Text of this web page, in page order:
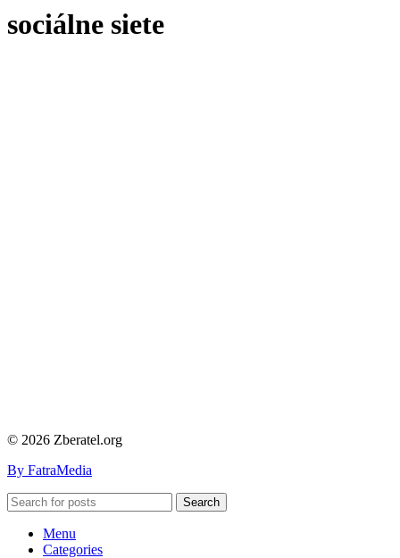
sociálne siete
© 2026 Zberatel.org
By FatraMedia
Search
Menu
Categories